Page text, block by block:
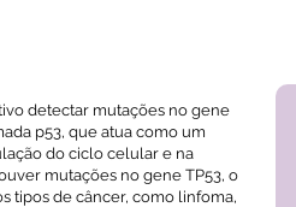
detectar mutações no gene
p53, que atua como um
do ciclo celular e na
mutações no gene TP53, o
tipos de câncer, como linfoma,